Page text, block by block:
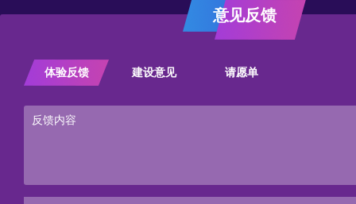
意见反馈
体验反馈 建设意见 请愿单